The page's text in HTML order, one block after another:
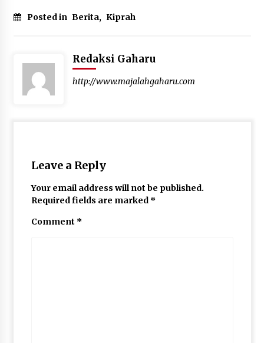
Posted in Berita, Kiprah
Redaksi Gaharu
http://www.majalahgaharu.com
Leave a Reply
Your email address will not be published.
Required fields are marked *
Comment *